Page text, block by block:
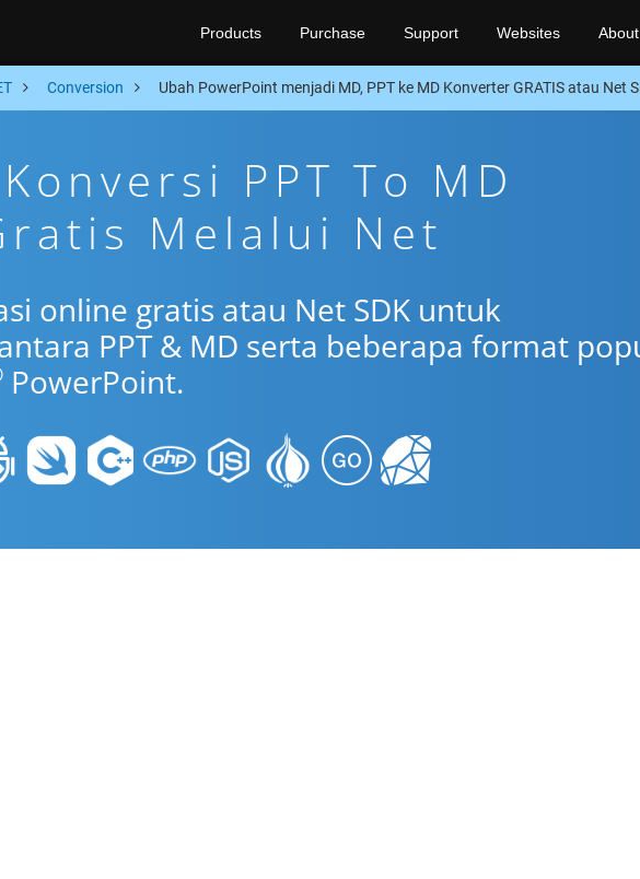
Products Purchase Support Websites About
Conversion Ubah PowerPoint menjadi MD, PPT ke MD Konverter GRATIS atau Net
PPT To MD
Melalui Net
online gratis atau Net SDK untuk
PPT & MD serta beberapa format
PowerPoint.